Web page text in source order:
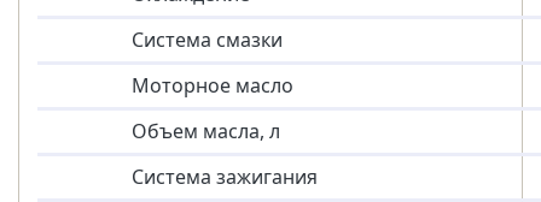
Система смазки
Моторное масло
Объем масла, л
Система зажигания